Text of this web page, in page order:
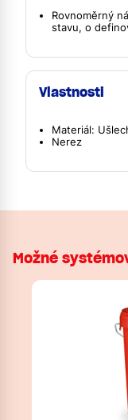
Rovnoměrný
stavu, o
Vlastnosti
Materiál:
Nerez
Možné